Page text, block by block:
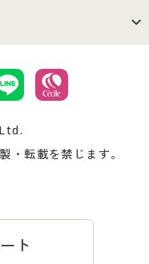
内
マップ
払は
場合
・転載を禁じます。
ト